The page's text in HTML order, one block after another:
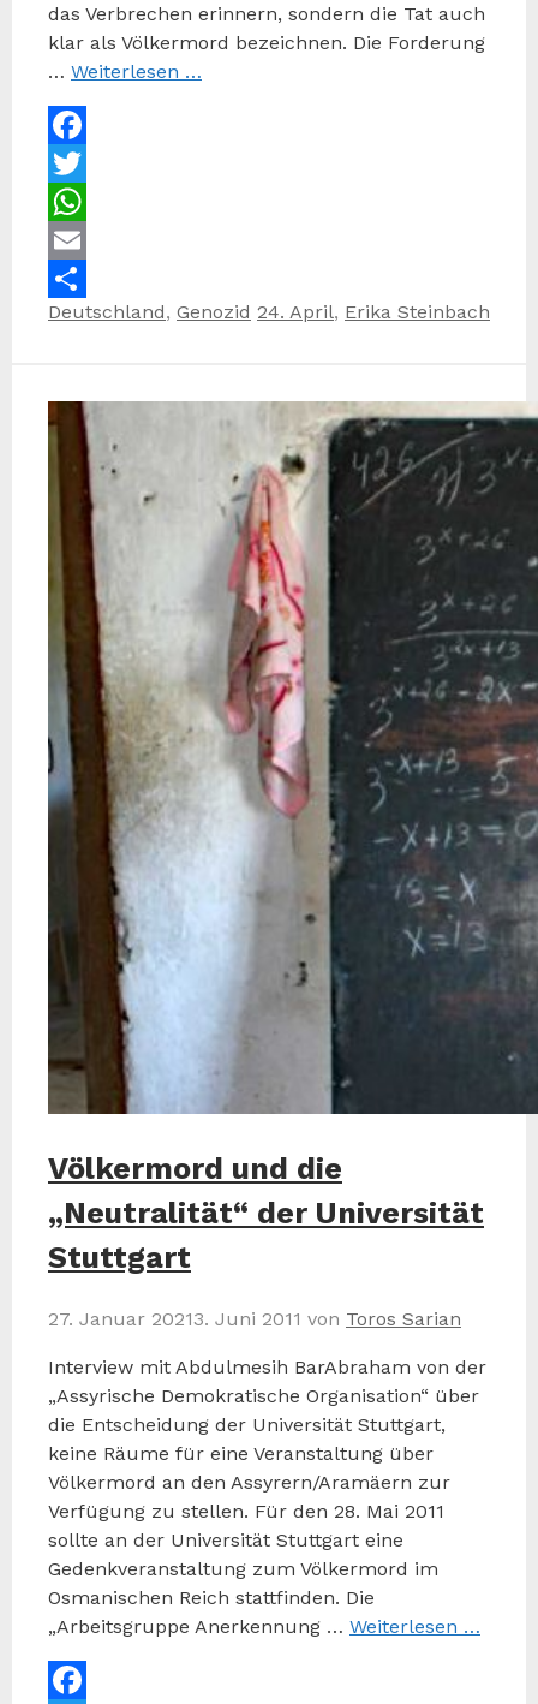
das Verbrechen erinnern, sondern die Tat auch
klar als Völkermord bezeichnen. Die Forderung
… Weiterlesen …
Facebook
Twitter
WhatsApp
Email
Teilen
Kategorien
Deutschland, Genozid Schlagwörter
24. April, Erika Steinbach
Völkermord und die
„Neutralität“ der Universität
Stuttgart
27. Januar 20213. Juni 2011 von Toros Sarian
Interview mit Abdulmesih BarAbraham von der
„Assyrische Demokratische Organisation“ über
die Entscheidung der Universität Stuttgart,
keine Räume für eine Veranstaltung über
Völkermord an den Assyrern/Aramäern zur
Verfügung zu stellen. Für den 28. Mai 2011
sollte an der Universität Stuttgart eine
Gedenkveranstaltung zum Völkermord im
Osmanischen Reich stattfinden. Die
„Arbeitsgruppe Anerkennung … Weiterlesen …